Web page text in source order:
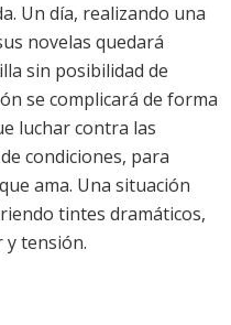
Un día, realizando una
novelas quedará
sin posibilidad de
se complicará de forma
luchar contra las
condiciones, para
ama. Una situación
tintes dramáticos,
y tensión.